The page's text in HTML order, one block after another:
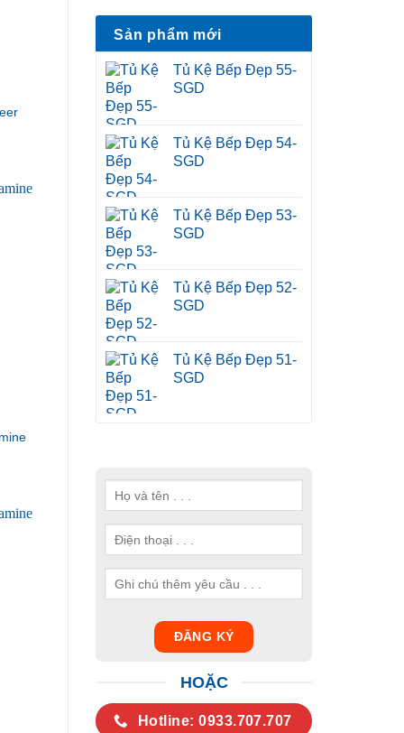
Sản phẩm mới
Tủ Kệ Bếp Đẹp 55-
SGD
Tủ Kệ Bếp Đẹp 54-
SGD
Tủ Kệ Bếp Đẹp 53-
SGD
Tủ Kệ Bếp Đẹp 52-
SGD
Tủ Kệ Bếp Đẹp 51-
SGD
HOẶC
Hotline: 0933.707.707